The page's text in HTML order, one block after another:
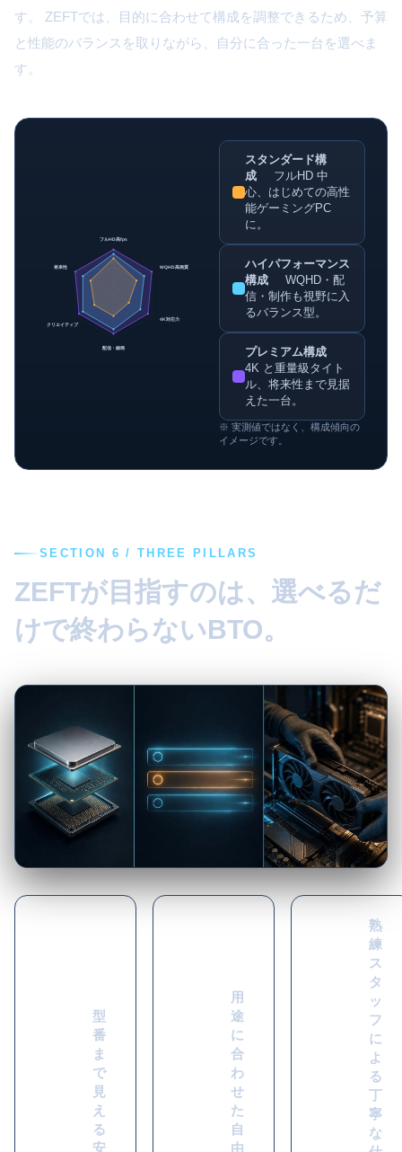
す。 ZEFTでは、目的に合わせて構成を調整できるため、予算
と性能のバランスを取りながら、自分に合った一台を選べま
す。
フルHD高fps
WQHD高画質
4K対応力
配信・録画
クリエイティブ
将来性
スタンダード構
成
フルHD 中
心、はじめての高性
能ゲーミングPC
に。
ハイパフォーマンス
構成
WQHD・配
信・制作も視野に入
るバランス型。
プレミアム構成
4K と重量級タイト
ル、将来性まで見据
えた一台。
※ 実測値ではなく、構成傾向の
イメージです。
SECTION 6 / THREE PILLARS
ZEFTが目指すのは、選べるだ
けで終わらないBTO。
型
番
ま
で
見
え
る
安
用
途
に
合
わ
せ
た
自
由
熟
練
ス
タ
ッ
フ
に
よ
る
丁
寧
な